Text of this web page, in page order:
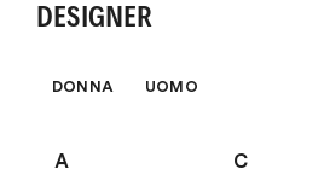
DESIGNER
DONNA UOMO
A C